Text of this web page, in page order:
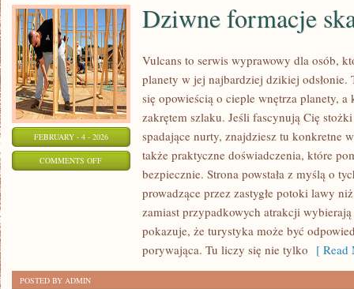
FEBRUARY - 4 - 2026
COMMENTS OFFON
FORMACJE
Dziwne formacje
Vulcans to serwis wyprawowy dla osób,
planety w jej najbardziej dzikiej odsłonie.
się opowieścią o cieple wnętrza planety,
zakrętem szlaku. Jeśli fascynują Cię
spadające nurty, znajdziesz tu konkretne
także praktyczne doświadczenia, które
bezpiecznie. Strona powstała z myślą o
prowadzące przez zastygłe potoki lawy
zamiast przypadkowych atrakcji
pokazuje, że turystyka może być
porywająca. Tu liczy się nie tylko [ Read
POSTED BY ADMIN